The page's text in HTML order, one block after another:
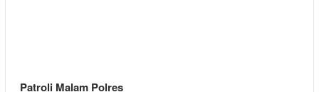
Patroli Malam Polres